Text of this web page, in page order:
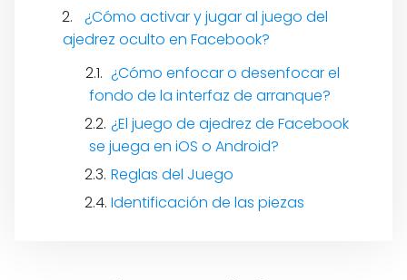
¿Cómo activar y jugar al juego del
ajedrez oculto en Facebook?
¿Cómo enfocar o desenfocar el
fondo de la interfaz de arranque?
¿El juego de ajedrez de Facebook
se juega en iOS o Android?
Reglas del Juego
Identificación de las piezas